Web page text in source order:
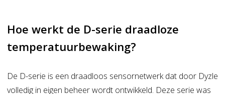
Hoe werkt de D-serie draadloze
temperatuurbewaking?
De D-serie is een draadloos sensornetwerk dat door Dyzle
volledig in eigen beheer wordt ontwikkeld. Deze serie was